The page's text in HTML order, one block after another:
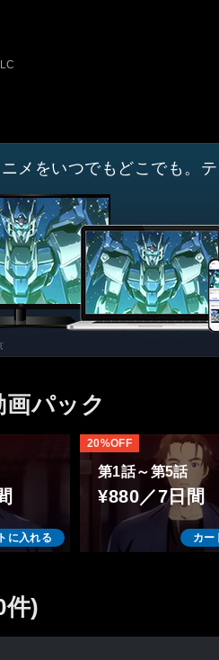
メをいつでもどこでも。
パック
に入れる
第1話～第5話
¥880／7日間
カー
20%OFF
件)